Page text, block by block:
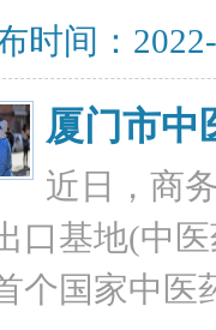
时间：
厦门市中
近日，商
口基地(中
个国家中医